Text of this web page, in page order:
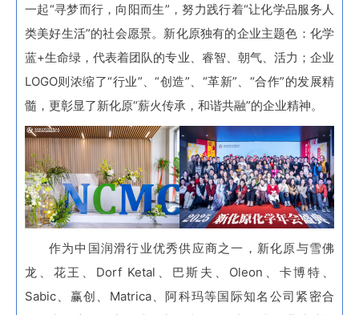
一起“寻梦而行，向阳而生”，努力践行着“让化学品服务人
类美好生活”的社会愿景。新化原独有的企业主题色：化学
蓝+生命绿，代表着团队的专业、睿智、朝气、活力；企业
LOGO则浓缩了“行业”、“创造”、“革新”、“合作”的发展精
髓，更彰显了新化原“薪火传承，和谐共融”的企业精神。
作为中国润滑行业优秀供应商之一，新化原与雪佛
龙、花王、Dorf Ketal、巴斯夫、Oleon、卡博特、
Sabic、赢创、Matrica、阿科玛等国际知名公司紧密合